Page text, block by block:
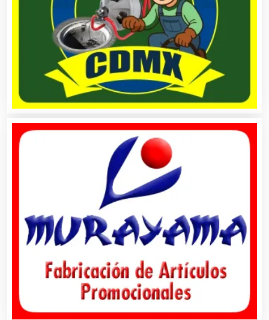
Animadores de Eventos
Aparatos y Equipos Eléctricos
Arquitectos
Artes Gráficas
Artesanías
Artículos de Oficina
Artículos de Piel